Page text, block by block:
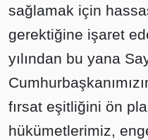
sağlamak için
gerektiğine işaret
yılından bu yana
fırsat eşitliğini ön
hükümetlerimiz,